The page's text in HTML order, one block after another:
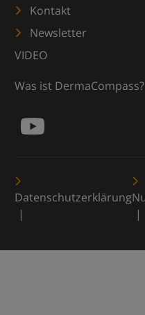
Kontakt
Newsletter
VIDEO
Was ist DermaCompass?
Datenschutzerklärung